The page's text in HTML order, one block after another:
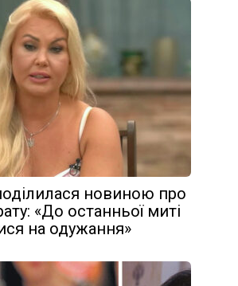
новиною про
«До останньої миті
на одужання»